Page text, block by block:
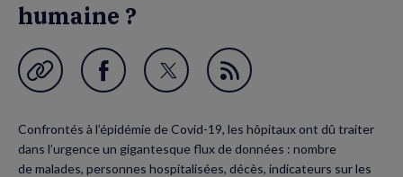
humaine ?
Garder en favori
Partager
Facebook
(nouvelle
Partager
Twitter
(nouvelle
Flux
Confrontés à l’épidémie de Covid-19, les hôpitaux ont dû traiter
dans l’urgence un gigantesque flux de données : nombre
de malades, personnes hospitalisées, décès, indicateurs sur les